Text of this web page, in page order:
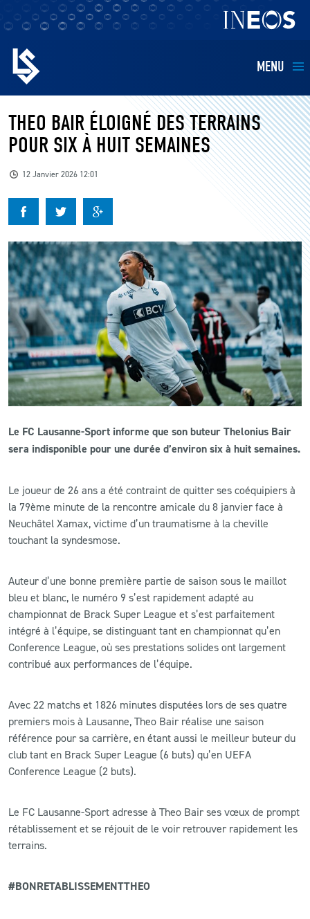
MENU
EQUIPES
BILLETTERIE
KIDS
BUSINESS
RESTAURATION
CLUB
CONTACT
LS E-SHOP
LS ACADEMY CAMPS
MATCH DES CELEBRITES
THEO BAIR ÉLOIGNÉ DES TERRAINS
POUR SIX À HUIT SEMAINES
12 Janvier 2026 12:01
Le FC Lausanne-Sport informe que son buteur Thelonius Bair
sera indisponible pour une durée d’environ six à huit semaines.
Le joueur de 26 ans a été contraint de quitter ses coéquipiers à
la 79ème minute de la rencontre amicale du 8 janvier face à
Neuchâtel Xamax, victime d’un traumatisme à la cheville
touchant la syndesmose.
Auteur d’une bonne première partie de saison sous le maillot
bleu et blanc, le numéro 9 s’est rapidement adapté au
championnat de Brack Super League et s’est parfaitement
intégré à l’équipe, se distinguant tant en championnat qu’en
Conference League, où ses prestations solides ont largement
contribué aux performances de l’équipe.
Avec 22 matchs et 1826 minutes disputées lors de ses quatre
premiers mois à Lausanne, Theo Bair réalise une saison
référence pour sa carrière, en étant aussi le meilleur buteur du
club tant en Brack Super League (6 buts) qu’en UEFA
Conference League (2 buts).
Le FC Lausanne-Sport adresse à Theo Bair ses vœux de prompt
rétablissement et se réjouit de le voir retrouver rapidement les
terrains.
#BONRETABLISSEMENTTHEO